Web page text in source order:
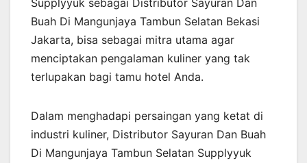
Buah Di Mangunjaya Tambun Selatan Bekasi
Jakarta, bisa sebagai mitra utama agar
menciptakan pengalaman kuliner yang tak
terlupakan bagi tamu hotel Anda.
Dalam menghadapi persaingan yang ketat di
industri kuliner, Distributor Sayuran Dan Buah
Di Mangunjaya Tambun Selatan Supplyyuk